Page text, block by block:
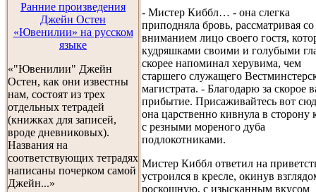
Ранние произведения
Джейн Остен
«Ювенилии» на русском
языке
«"Ювенилии" Джейн
Остен, как они известны
нам, состоят из трех
отдельных тетрадей
(книжках для записей,
вроде дневниковых).
Названия на
соответствующих тетрадях
написаны почерком самой
Джейн...»
- Мистер Киббл… - она слегка
приподняла бровь, рассматривая со
вниманием лицо своего гостя,
кудряшками своими и голубыми
скорее напоминал херувима, чем
старшего служащего
магистрата. - Благодарю за скорое
прибытие. Присаживайтесь вот
она царственно кивнула в сторону
с резными мореного дуба
подлокотниками.
Мистер Киббл ответил на
устроился в кресле, окинув
роскошную, с изысканным вкусом